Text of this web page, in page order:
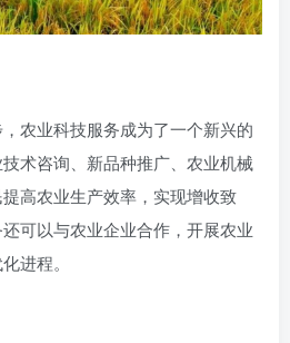
农业科技服务成为了一个新兴的
术咨询、新品种推广、农业机械
高农业生产效率，实现增收致
可以与农业企业合作，开展农业
进程。